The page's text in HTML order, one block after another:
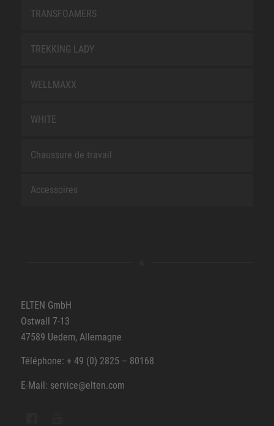
TRANSFOAMERS
TREKKING LADY
WELLMAXX
WHITE
Chaussure de travail
Accessoires
ELTEN GmbH
Ostwall 7-13
47589 Uedem, Allemagne
Téléphone: + 49 (0) 2825 – 80168
E-Mail: service@elten.com